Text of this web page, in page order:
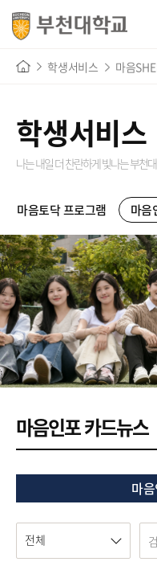
학생서비스 마음
학생서비스
나는 내일 더 찬란하게 빛나는부천
마음토닥 프로그램 마음
마음인포 카드뉴스
마
전체